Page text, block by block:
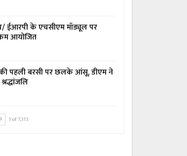
ईआरपी के एचसीएम मॉड्यूल पर
आयोजित
पहली बरसी पर छलके आंसू, डीएम ने
1 of 7,313